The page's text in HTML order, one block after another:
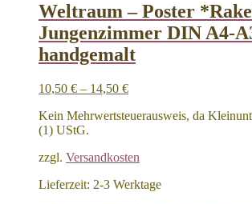
Weltraum – Poster
Jungenzimmer DIN A4-
handgemalt
10,50 € – 14,50 €
Kein Mehrwertsteuerausweis, da
(1) UStG.
zzgl. Versandkosten
Lieferzeit: 2-3 Werktage